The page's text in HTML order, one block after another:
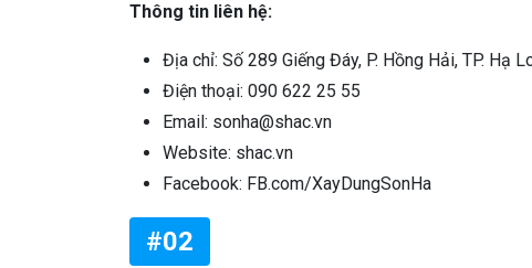
Thông tin liên hệ:
Địa chỉ: Số 289 Giếng Đáy, P. Hồng Hải, TP. Hạ
Điện thoại: 090 622 25 55
Email: sonha@shac.vn
Website: shac.vn
Facebook: FB.com/XayDungSonHa
#02